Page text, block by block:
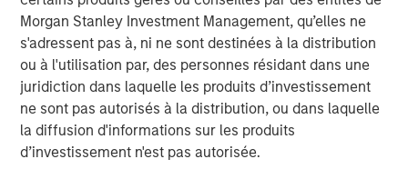
Morgan Stanley Investment Management, qu’elles ne
s'adressent pas à, ni ne sont destinées à la distribution
ou à l'utilisation par, des personnes résidant dans une
juridiction dans laquelle les produits d’investissement
ne sont pas autorisés à la distribution, ou dans laquelle
la diffusion d'informations sur les produits
d’investissement n'est pas autorisée.
Flip AI is also on the AWS Marketplace and the Microsoft
Azure Marketplace through Micro for Startups’ Pegasus
Program.
“We’re excited to be named a Cool Vendor by Gartner,”
said Corey Harrison, co-founder and CEO of Flip AI. “After
launching out of stealth less than a year ago, this is an
amazing recognition for our team, early customers and